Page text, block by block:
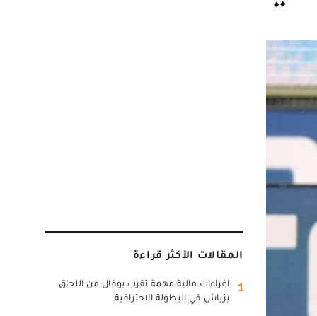
المقالات الأكثر قراءة
1
اغراءات مالية مهمة تقرب بوفال من اللحاق
بزياش في البطولة الاحترافية